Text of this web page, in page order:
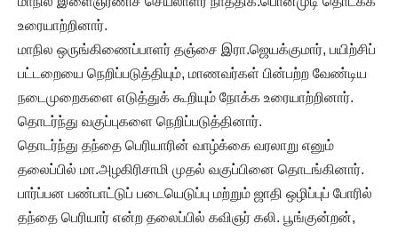
உரையாற்றினார்.
மாநில ஒருங்கிணைப்பாளர் தஞ்சை இரா.ஜெயக்குமார், பயிற்சிப்
பட்டறையை நெறிப்படுத்தியும், மாணவர்கள் பின்பற்ற வேண்டிய
நடைமுறைகளை எடுத்துக் கூறியும் நோக்க உரையாற்றினார்.
தொடர்ந்து வகுப்புகளை நெறிப்படுத்தினார்.
தொடர்ந்து தந்தை பெரியாரின் வாழ்க்கை வரலாறு எனும்
தலைப்பில் மா.அழகிரிசாமி முதல் வகுப்பினை தொடங்கினார்.
பார்ப்பன பண்பாட்டுப் படையெடுப்பு மற்றும் ஜாதி ஒழிப்புப் போரில்
தந்தை பெரியார் என்ற தலைப்பில் கவிஞர் கலி. பூங்குன்றன்,